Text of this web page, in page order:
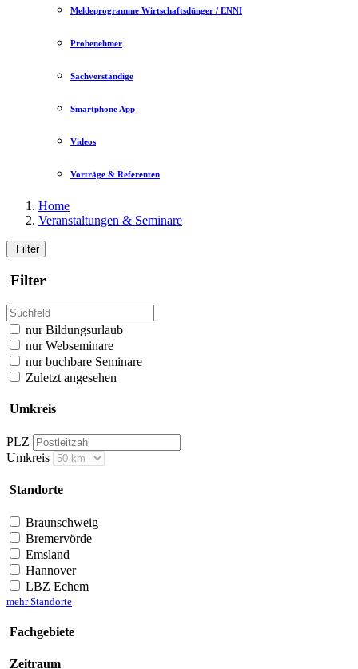
Meldeprogramme Wirtschaftsdünger / ENNI
Probenehmer
Sachverständige
Smartphone App
Videos
Vorträge & Referenten
Home
Veranstaltungen & Seminare
Filter
Filter
nur Bildungsurlaub
nur Webseminare
nur buchbare Seminare
Zuletzt angesehen
Umkreis
PLZ
Umkreis
Standorte
Braunschweig
Bremervörde
Emsland
Hannover
LBZ Echem
mehr Standorte
Fachgebiete
Zeitraum